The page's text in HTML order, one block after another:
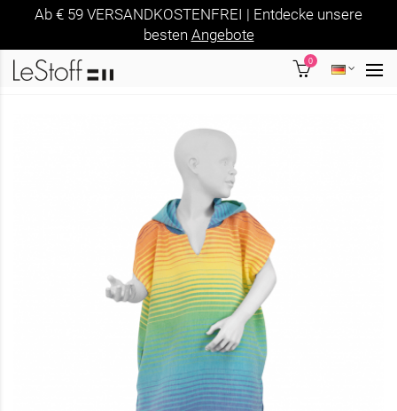
Ab € 59 VERSANDKOSTENFREI | Entdecke unsere
besten Angebote
0